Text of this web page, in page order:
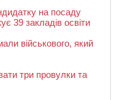
на посаду
39 закладів освіти
військового, який
три провулки та